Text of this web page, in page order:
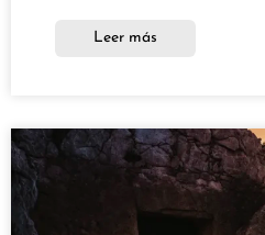
Leer más